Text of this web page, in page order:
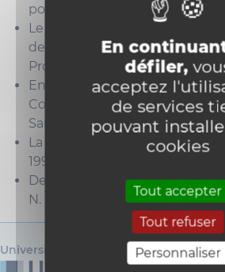
En
défiler,
acceptez
de services
pouvant
cookies
Tout accepter
Tout refuser
Personnaliser
populations.
Le centre a ensuite été dirigé
de Ville de Goyet jusqu'en 1977,
Professeur Michel F. Lechat.
En 1980, il a été reconnu
Collaborateur de
Santé (OMS).
La Professeure D. Guha Sapir
1992.
Depuis 2021, le centre est
N. Speybroeck.
Université catholique de Louvain